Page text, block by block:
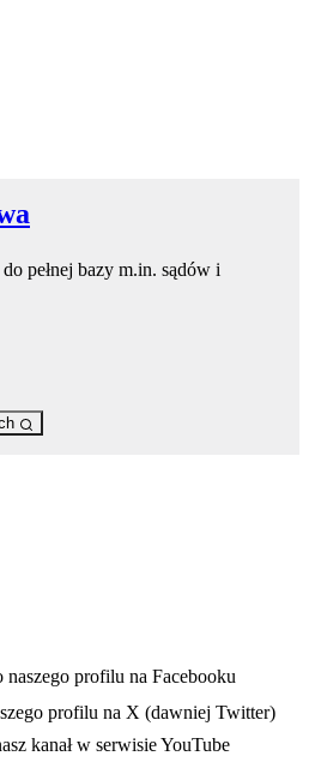
pełnej bazy m.in. sądów i
się w nowej karcie
naszego profilu na Facebooku
profilu na X (dawniej Twitter)
w nowej karcie
kanał w serwisie YouTube